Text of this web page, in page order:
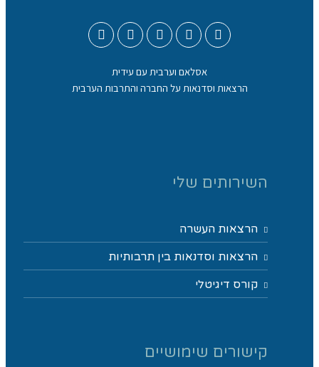
אסלאם וערבית עם עידית
הרצאות וסדנאות על החברה והתרבות הערבית
השירותים שלי
הרצאות העשרה
הרצאות וסדנאות בין תרבותיות
קורס דיגיטלי
קישורים שימושיים